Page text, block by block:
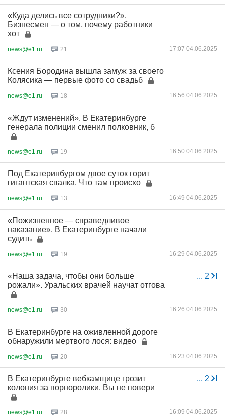
«Куда делись все сотрудники?».
Бизнесмен — о том, почему работники
хот
news@e1.ru 21 17:07 04.06.2025
Ксения Бородина вышла замуж за своего
Колясика — первые фото со свадьб
news@e1.ru 18 16:56 04.06.2025
«Ждут изменений». В Екатеринбурге
генерала полиции сменил полковник, б
news@e1.ru 19 16:50 04.06.2025
Под Екатеринбургом двое суток горит
гигантская свалка. Что там происхо
news@e1.ru 13 16:49 04.06.2025
«Пожизненное — справедливое
наказание». В Екатеринбурге начали
судить
news@e1.ru 19 16:29 04.06.2025
... 2
«Наша задача, чтобы они больше
рожали». Уральских врачей научат отгова
news@e1.ru 30 16:26 04.06.2025
В Екатеринбурге на оживленной дороге
обнаружили мертвого лося: видео
news@e1.ru 20 16:23 04.06.2025
... 2
В Екатеринбурге вебкамщице грозит
колония за порноролики. Вы не повери
news@e1.ru 28 16:09 04.06.2025